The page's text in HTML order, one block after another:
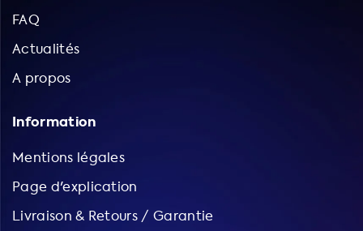
FAQ
Actualités
A propos
Information
Mentions légales
Page d'explication
Livraison & Retours / Garantie